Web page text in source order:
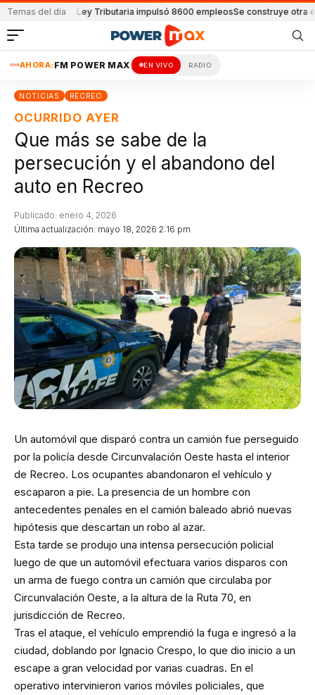
Temas del día
La Ley Tributaria impulsó 8600 empleos Se construye otra estación
AHORA: FM POWER MAX EN VIVO RADIO
NOTICIAS RECREO
OCURRIDO AYER
Que más se sabe de la
persecución y el abandono del
auto en Recreo
Última actualización: mayo 18, 2026 2:16 pm
Publicado: enero 4, 2026
Un automóvil que disparó contra un camión fue perseguido
por la policía desde Circunvalación Oeste hasta el interior
de Recreo. Los ocupantes abandonaron el vehículo y
escaparon a pie. La presencia de un hombre con
antecedentes penales en el camión baleado abrió nuevas
hipótesis que descartan un robo al azar.
Esta tarde se produjo una intensa persecución policial
luego de que un automóvil efectuara varios disparos con
un arma de fuego contra un camión que circulaba por
Circunvalación Oeste, a la altura de la Ruta 70, en
jurisdicción de Recreo.
Tras el ataque, el vehículo emprendió la fuga e ingresó a la
ciudad, doblando por Ignacio Crespo, lo que dio inicio a un
escape a gran velocidad por varias cuadras. En el
operativo intervinieron varios móviles policiales, que